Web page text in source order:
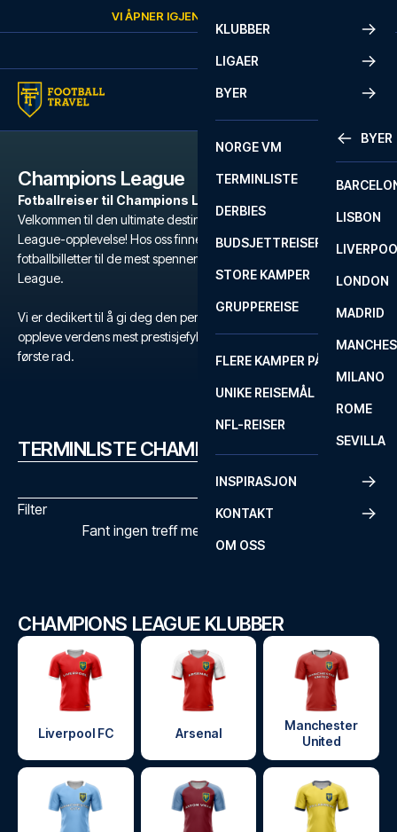
VI ÅPNER IGJEN
KLUBBER
LIGAER
BYER
BYER
LISBON
LONDON
MADRID
MILANO
ROME
SEVILLA
NORGE VM
TERMINLISTE
DERBIES
BUDSJETTREISER
STORE KAMPER
GRUPPEREISE
FLERE KAMPER PÅ ÉN REISE
UNIKE REISEMÅL
NFL-REISER
INSPIRASJON
KONTAKT
OM OSS
Champions League
Fotballreiser til Champions League-kamper
Velkommen til den ultimate destinasjonen for din Champions
League-opplevelse! Hos oss finner du et bredt utvalg av
fotballbilletter til de mest spennende kampene i Champions
League.
Vi er dedikert til å gi deg den perfekte reisen, hvor du kan
oppleve verdens mest prestisjefylte klubblagsturnering i fotball, på
første rad.
TERMINLISTE CHAMPIONS LEAGUE
Filter
Fant ingen treff med de valgte filtrene
CHAMPIONS LEAGUE KLUBBER
Liverpool FC Arsenal
Manchester
United